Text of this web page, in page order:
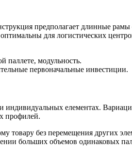
предполагает длинные
для логистических
паллете, модульность.
первоначальные инвестиции.
индивидуальных елементах.
профилей.
товару без перемещения других
больших объемов одинаковых